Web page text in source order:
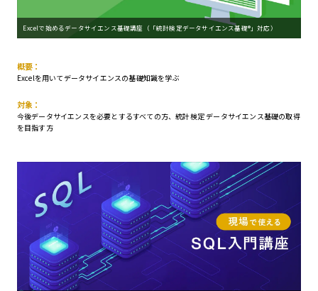
Excelで始めるデータサイエンス基礎講座（「統計検定データサイエンス基礎®」対応）
概要：
Excelを用いてデータサイエンスの基礎知識を学ぶ
対象：
今後データサイエンスを必要とするすべての方、統計検定 データサイエンス基礎の取得
を目指す方